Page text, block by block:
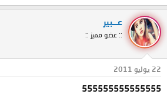
عـــبير
:: عضو مميز ::
22 يوليو 2011
555555555555555